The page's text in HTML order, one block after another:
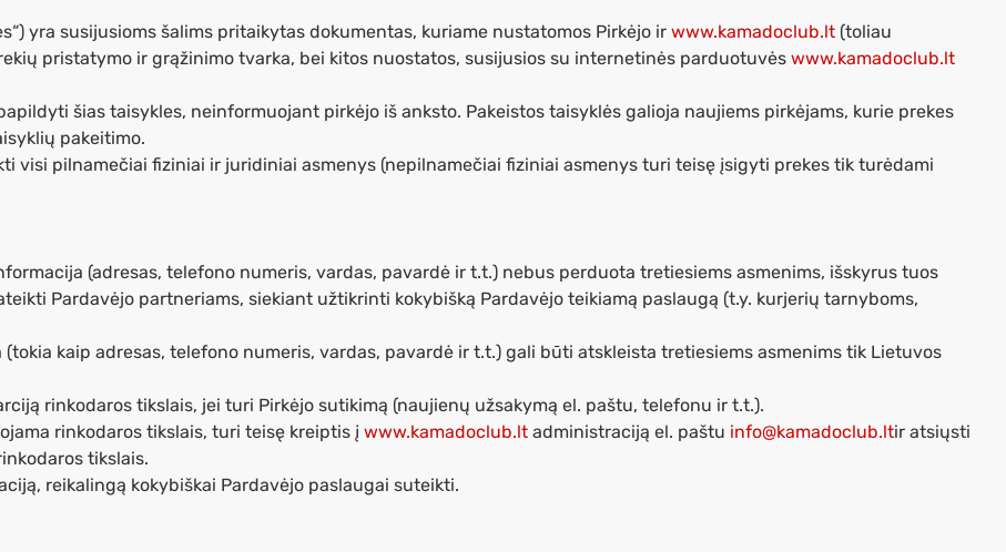
yra susijusioms šalims pritaikytas dokumentas, kuriame nustatomos Pirkėjo ir www.kamadoclub.lt (toliau
pristatymo ir grąžinimo tvarka, bei kitos nuostatos, susijusios su internetinės parduotuvės www.kamadoclub.lt
šias taisykles, neinformuojant pirkėjo iš anksto. Pakeistos taisyklės galioja naujiems pirkėjams, kurie prekes
pakeitimo.
visi pilnamečiai fiziniai ir juridiniai asmenys (nepilnamečiai fiziniai asmenys turi teisę įsigyti prekes tik turėdami
(adresas, telefono numeris, vardas, pavardė ir t.t.) nebus perduota tretiesiems asmenims, išskyrus tuos
Pardavėjo partneriams, siekiant užtikrinti kokybišką Pardavėjo teikiamą paslaugą (t.y. kurjerių tarnyboms,
kaip adresas, telefono numeris, vardas, pavardė ir t.t.) gali būti atskleista tretiesiems asmenims tik Lietuvos
rinkodaros tikslais, jei turi Pirkėjo sutikimą (naujienų užsakymą el. paštu, telefonu ir t.t.).
rinkodaros tikslais, turi teisę kreiptis į www.kamadoclub.lt administraciją el. paštu info@kamadoclub.ltir atsiųsti
tikslais.
reikalingą kokybiškai Pardavėjo paslaugai suteikti.